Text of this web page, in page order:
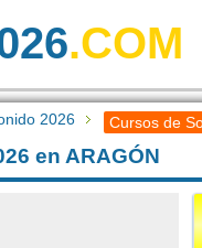
.COM
2026 Cursos de
en ARAGÓN